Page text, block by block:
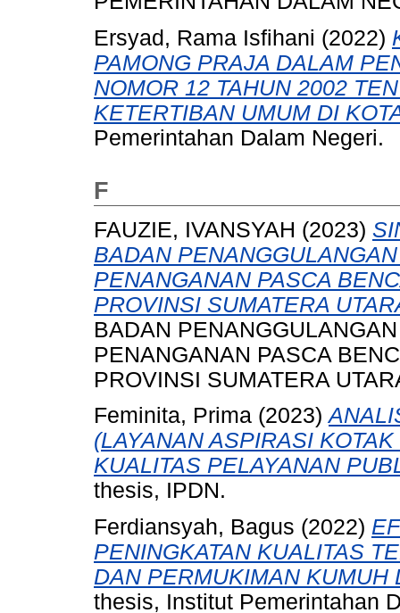
Ersyad, Rama Isfihani (2022)
PAMONG PRAJA DALAM
NOMOR 12 TAHUN 2002
KETERTIBAN UMUM DI
Pemerintahan Dalam Negeri.
F
FAUZIE, IVANSYAH (2023)
BADAN
PENANGANAN PASCA
PROVINSI SUMATERA
BADAN
PENANGANAN PASCA
PROVINSI SUMATERA
Feminita, Prima (2023)
(LAYANAN ASPIRASI
KUALITAS PELAYANAN
thesis, IPDN.
Ferdiansyah, Bagus (2022)
PENINGKATAN KUALITAS
DAN PERMUKIMAN KUMUH
thesis, Institut Pemerintahan